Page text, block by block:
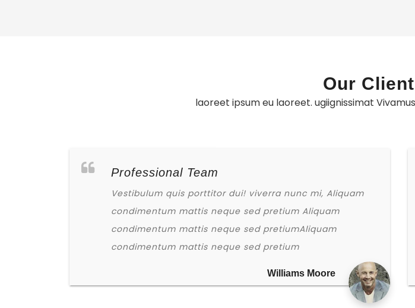
Our
laoreet ipsum eu laoreet. ugiignissimat
Professional Team
Vestibulum quis porttitor dui! viverra nunc mi, Aliquam
condimentum mattis neque sed pretium Aliquam
condimentum mattis neque sed pretiumAliquam
condimentum mattis neque sed pretium
Williams Moore